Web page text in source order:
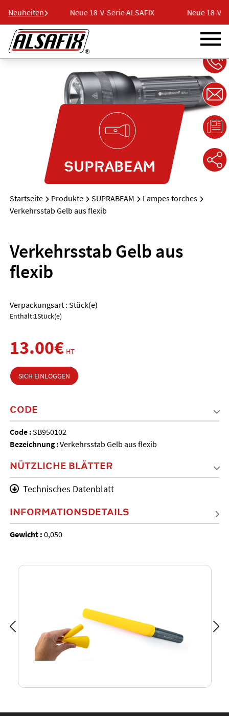
Neuheiten
ALSAFIX Neue 18-V-Serie ALSAFIX Neue 18-V-
SUPRABEAM
Startseite Produkte SUPRABEAM
Lampes torches
Verkehrsstab Gelb aus flexib
Verkehrsstab Gelb aus
flexib
Verpackungsart : Stück(e)
Enthält:1Stück(e)
13.00€ HT
SICH EINLOGGEN
CODE
Code :SB950102
Bezeichnung :Verkehrsstab Gelb aus flexib
NÜTZLICHE BLÄTTER
Technisches Datenblatt
INFORMATIONSDETAILS
Gewicht : 0,050